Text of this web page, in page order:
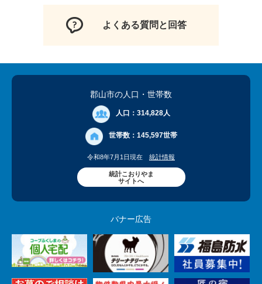
よくある質問と回答
郡山市の人口 ・世帯数
人口： 314,828人
世帯数： 145,597世帯
令和8年7月1日現在 統計情報
統計こおりやま
サイトへ
バナー広告